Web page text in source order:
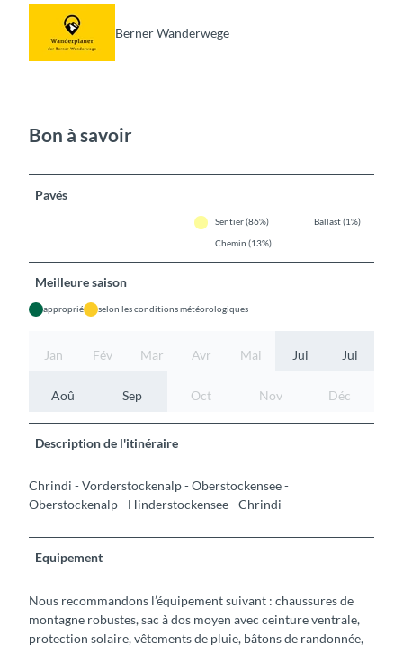
Berner Wanderwege
Bon à savoir
Pavés
Sentier (86%)
Ballast (1%)
Chemin (13%)
Meilleure saison
approprié selon les conditions météorologiques
Jan Fév Mar Avr Mai Jui Jui
Aoû Sep Oct Nov Déc
Description de l'itinéraire
Chrindi - Vorderstockenalp - Oberstockensee -
Oberstockenalp - Hinderstockensee - Chrindi
Equipement
Nous recommandons l’équipement suivant : chaussures de
montagne robustes, sac à dos moyen avec ceinture ventrale,
protection solaire, vêtements de pluie, bâtons de randonnée,